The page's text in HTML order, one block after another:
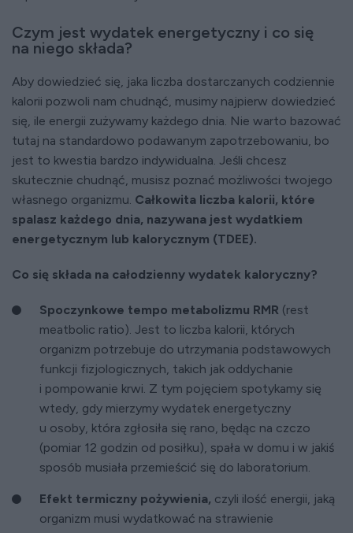
Czym jest wydatek energetyczny i co się
na niego składa?
Aby dowiedzieć się, jaka liczba dostarczanych codziennie
kalorii pozwoli nam chudnąć, musimy najpierw dowiedzieć
się, ile energii zużywamy każdego dnia. Nie warto bazować
tutaj na standardowo podawanym zapotrzebowaniu, bo
jest to kwestia bardzo indywidualna. Jeśli chcesz
skutecznie chudnąć, musisz poznać możliwości twojego
własnego organizmu. Całkowita liczba kalorii, które
spalasz każdego dnia, nazywana jest wydatkiem
energetycznym lub kalorycznym (TDEE).
Co się składa na całodzienny wydatek kaloryczny?
Spoczynkowe tempo metabolizmu RMR (rest
meatbolic ratio). Jest to liczba kalorii, których
organizm potrzebuje do utrzymania podstawowych
funkcji fizjologicznych, takich jak oddychanie
i pompowanie krwi. Z tym pojęciem spotykamy się
wtedy, gdy mierzymy wydatek energetyczny
u osoby, która zgłosiła się rano, będąc na czczo
(pomiar 12 godzin od posiłku), spała w domu i w jakiś
sposób musiała przemieścić się do laboratorium.
Efekt termiczny pożywienia, czyli ilość energii, jaką
organizm musi wydatkować na strawienie